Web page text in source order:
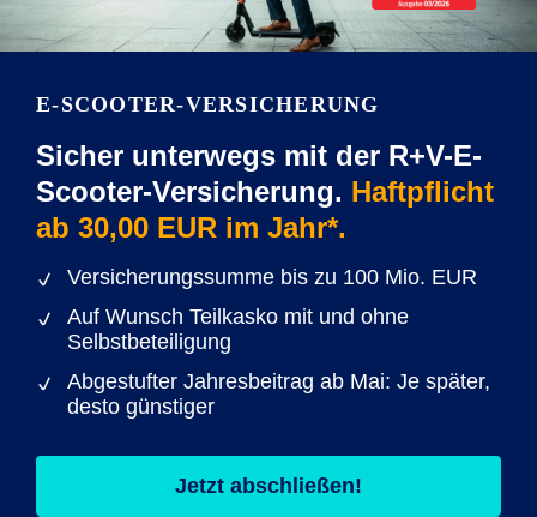
E-SCOOTER-VERSICHERUNG
Sicher unterwegs mit der R+V-E-
Scooter-Versicherung. Haftpflicht
ab 30,00 EUR im Jahr*.
Versicherungssumme bis zu 100 Mio. EUR
Auf Wunsch Teilkasko mit und ohne
Selbstbeteiligung
Abgestufter Jahresbeitrag ab Mai: Je später,
desto günstiger
Jetzt abschließen!